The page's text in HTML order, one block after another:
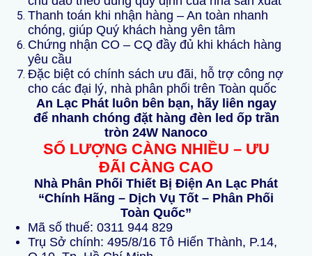
Thanh toán khi nhận hàng – An toàn nhanh
chóng, giúp Quý khách hàng yên tâm
Chứng nhận CO – CQ đầy đủ khi khách hàng
yêu cầu
Đặc biệt có chính sách ưu đãi, hỗ trợ công nợ
cho các đại lý, nhà phân phối trên Toàn quốc
An Lạc Phát luôn bên bạn, hãy liên ngay
để nhanh chóng đặt hàng đèn led ốp trần
tròn 24W Nanoco
SỐ LƯỢNG CÀNG NHIỀU – ƯU
ĐÃI CÀNG CAO
Nhà Phân Phối Thiết Bị Điện An Lạc Phát
“Chính Hãng – Dịch Vụ Tốt – Phân Phối
Toàn Quốc”
Mã số thuế: 0311 944 829
Trụ Sở chính: 495/8/16 Tô Hiến Thành, P.14,